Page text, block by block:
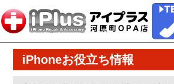
iPhoneお役立ち情報